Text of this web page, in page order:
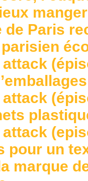
de Paris
pour un
marque